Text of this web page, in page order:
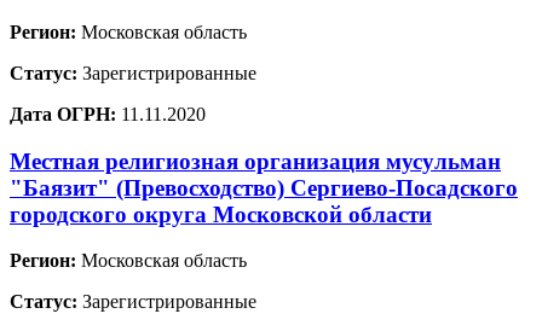
Регион: Московская область
Статус: Зарегистрированные
Дата ОГРН: 11.11.2020
Местная религиозная организация мусульман
"Баязит" (Превосходство) Сергиево-Посадского
городского округа Московской области
Регион: Московская область
Статус: Зарегистрированные